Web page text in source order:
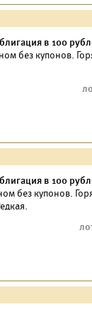
в 100
без купонов.
в 100
без купонов.